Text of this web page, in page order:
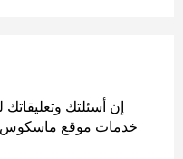
إن أسئلتك
خدمات موقع ماسكوس.